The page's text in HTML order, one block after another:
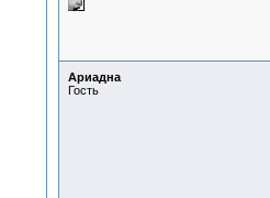
Ариадна
Гость